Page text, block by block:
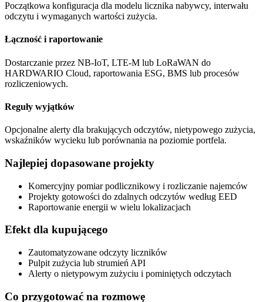
Początkowa konfiguracja dla modelu licznika nabywcy, interwału
odczytu i wymaganych wartości zużycia.
Łączność i raportowanie
Dostarczanie przez NB-IoT, LTE-M lub LoRaWAN do
HARDWARIO Cloud, raportowania ESG, BMS lub procesów
rozliczeniowych.
Reguły wyjątków
Opcjonalne alerty dla brakujących odczytów, nietypowego zużycia,
wskaźników wycieku lub porównania na poziomie portfela.
Najlepiej dopasowane projekty
Komercyjny pomiar podlicznikowy i rozliczanie najemców
Projekty gotowości do zdalnych odczytów według EED
Raportowanie energii w wielu lokalizacjach
Efekt dla kupującego
Zautomatyzowane odczyty liczników
Pulpit zużycia lub strumień API
Alerty o nietypowym zużyciu i pominiętych odczytach
Co przygotować na rozmowę